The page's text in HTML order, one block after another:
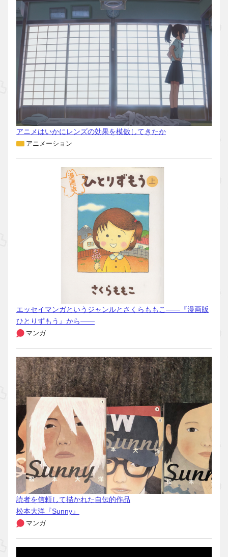
アニメはいかにレンズの効果を模倣してきたか
アニメーション
エッセイマンガというジャンルとさくらももこ――『漫画版
ひとりずもう』から――
マンガ
読者を信頼して描かれた自伝的作品
松本大洋『Sunny』
マンガ